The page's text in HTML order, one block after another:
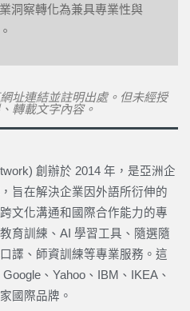
洞察轉化為兼具專業性與
址連結並註明出處。但未經授
轉載文字內容。
創辦於 2014 年，是亞洲企
旨在解決企業因外語所衍伸的
文化溝通和國際合作能力的專
育訓練、AI 學習工具、隨選隨
譯、師資訓練等專業服務。這
、Yahoo、IBM、IKEA、
國際品牌。